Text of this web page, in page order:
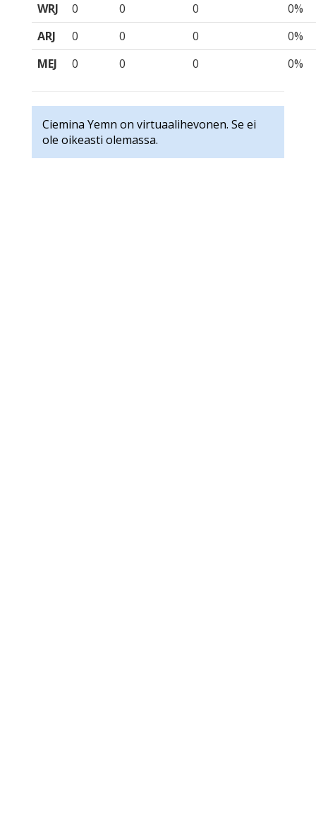
WRJ
0 0 0
0%
ARJ
0 0 0
0%
MEJ
0 0 0 0%
Ciemina Yemn on virtuaalihevonen. Se ei
ole oikeasti olemassa.